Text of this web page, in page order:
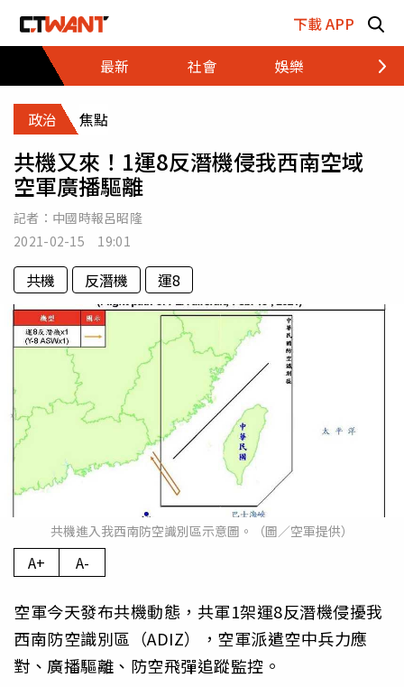
下載 APP
最新
社會 娛樂 財經
政治 焦點
共機又來！1運8反潛機侵我西南空域
空軍廣播驅離
記者： 中國時報呂昭隆
2021-02-15 19:01
共機 反潛機 運8
共機進入我西南防空識別區示意圖。（圖／空軍提供）
A+ A-
空軍今天發布共機動態，共軍1架運8反潛機侵擾我
西南防空識別區（ADIZ），空軍派遣空中兵力應
對、廣播驅離、防空飛彈追蹤監控。